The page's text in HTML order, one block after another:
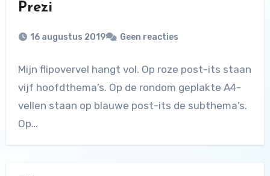
Prezi
16 augustus 2019 Geen reacties
Mijn flipovervel hangt vol. Op roze post-its staan
vijf hoofdthema’s. Op de rondom geplakte A4-
vellen staan op blauwe post-its de subthema’s.
Op…